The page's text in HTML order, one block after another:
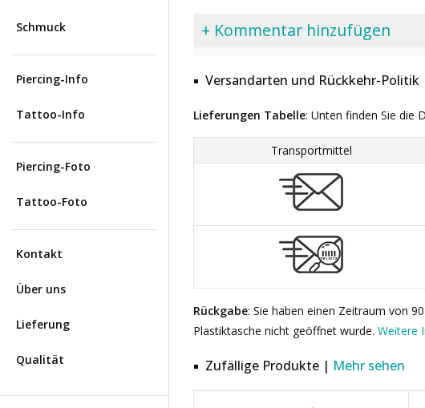
Schmuck
Piercing-Info
Tattoo-Info
Piercing-Foto
Tattoo-Foto
Kontakt
Über uns
Lieferung
Qualität
+ Kommentar hinzufügen
Versandarten und Rückkehr-Politik
Lieferungen Tabelle: Unten finden Sie die
Transportmittel
Rückgabe: Sie haben einen Zeitraum von
Plastiktasche nicht geöffnet wurde. Weitere
Zufällige Produkte | Mehr sehen